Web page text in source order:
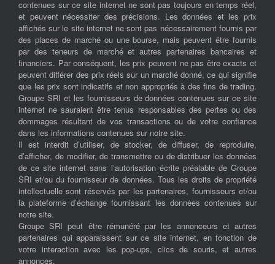
contenues sur ce site internet ne sont pas toujours en temps réel,
et peuvent nécessiter des précisions. Les données et les prix
affichés sur le site internet ne sont pas nécessairement fournis par
des places de marché ou une bourse, mais peuvent être fournis
par des teneurs de marché et autres partenaires bancaires et
financiers. Par conséquent, les prix peuvent ne pas être exacts et
peuvent différer des prix réels sur un marché donné, ce qui signifie
que les prix sont indicatifs et non appropriés à des fins de trading.
Groupe SRI et les fournisseurs de données contenues sur ce site
internet ne sauraient être tenus responsables des pertes ou des
dommages résultant de vos transactions ou de votre confiance
dans les informations contenues sur notre site.
Il est interdit d’utiliser, de stocker, de diffuser, de reproduire,
d’afficher, de modifier, de transmettre ou de distribuer les données
de ce site internet sans l’autorisation écrite préalable de Groupe
SRI et/ou du fournisseur de données. Tous les droits de propriété
intellectuelle sont réservés par les partenaires, fournisseurs et/ou
la plateforme d’échange fournissant les données contenues sur
notre site.
Groupe SRI peut être rémunéré par les annonceurs et autres
partenaires qui apparaissent sur ce site internet, en fonction de
votre interaction avec les pop-ups, clics de souris, et autres
annonces.